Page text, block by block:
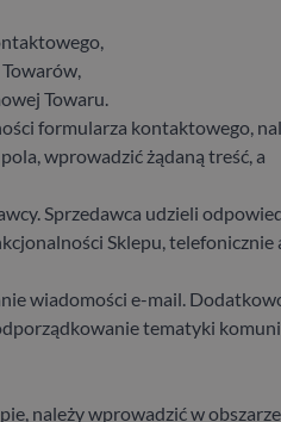
Towaru.
formularza kontaktowego,
wprowadzić żądaną treść, a
Sprzedawca udzieli
Sklepu, telefonicznie
wiadomości e-mail.
tematyki
należy wprowadzić w obszarze